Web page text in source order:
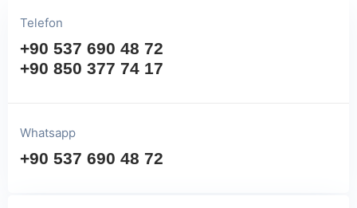
Telefon
+90 537 690 48 72
+90 850 377 74 17
Whatsapp
+90 537 690 48 72